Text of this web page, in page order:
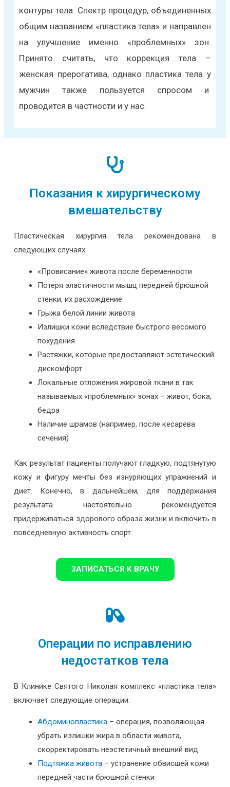
контуры тела. Спектр процедур, объединенных
общим названием «пластика тела» и направлен
на улучшение именно «проблемных» зон.
Принято считать, что коррекция тела –
женская прерогатива, однако пластика тела у
мужчин также пользуется спросом и
проводится в частности и у нас.
Показания к хирургическому
вмешательству
Пластическая хирургия тела рекомендована в
следующих случаях:
«Провисание» живота после беременности
Потеря эластичности мышц передней брюшной
стенки, их расхождение
Грыжа белой линии живота
Излишки кожи вследствие быстрого весомого
похудения
Растяжки, которые предоставляют эстетический
дискомфорт
Локальные отложения жировой ткани в так
называемых «проблемных» зонах – живот, бока,
бедра
Наличие шрамов (например, после кесарева
сечения)
Как результат пациенты получают гладкую, подтянутую
кожу и фигуру мечты без изнуряющих упражнений и
диет. Конечно, в дальнейшем, для поддержания
результата настоятельно рекомендуется
придерживаться здорового образа жизни и включить в
повседневную активность спорт.
ЗАПИСАТЬСЯ К ВРАЧУ
Операции по исправлению
недостатков тела
В Клинике Святого Николая комплекс «пластика тела»
включает следующие операции:
Абдоминопластика– операция, позволяющая
убрать излишки жира в области живота,
скорректировать неэстетичный внешний вид
Подтяжка живота– устранение обвисшей кожи
передней части брюшной стенки